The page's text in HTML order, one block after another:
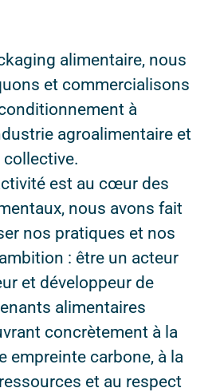
alimentaire, nous
et commercialisons
à
agroalimentaire et
est au cœur des
nous avons fait
nos pratiques et nos
: être un acteur
et développeur de
alimentaires
concrètement à la
empreinte carbone, à la
et au respect